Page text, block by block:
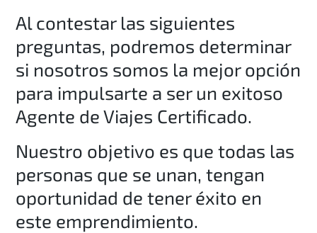
Al contestar las siguientes
preguntas, podremos determinar
si nosotros somos la mejor opción
para impulsarte a ser un exitoso
Agente de Viajes Certificado.
Nuestro objetivo es que todas las
personas que se unan, tengan
oportunidad de tener éxito en
este emprendimiento.